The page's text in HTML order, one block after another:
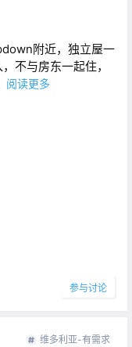
附近，独立屋一
不与房东一起住，
阅读更多
参与讨论
维多利亚-有需求